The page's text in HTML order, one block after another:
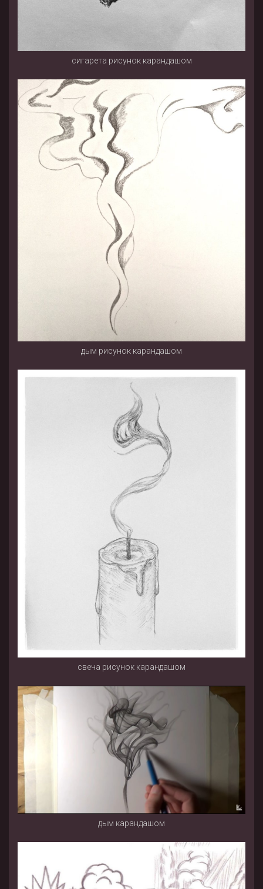
сигарета рисунок карандашом
дым рисунок карандашом
свеча рисунок карандашом
дым карандашом